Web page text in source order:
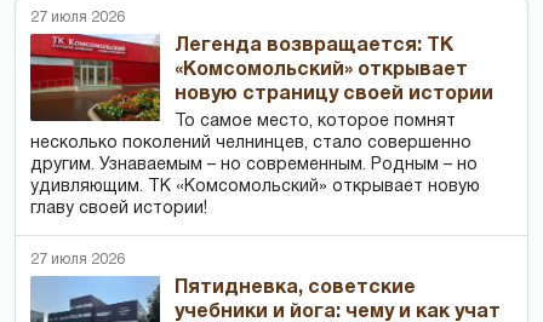
27 июля 2026
Легенда возвращается: ТК
«Комсомольский» открывает
новую страницу своей истории
То самое место, которое помнят
несколько поколений челнинцев, стало совершенно
другим. Узнаваемым – но современным. Родным – но
удивляющим. ТК «Комсомольский» открывает новую
главу своей истории!
27 июля 2026
Пятидневка, советские
учебники и йога: чему и как учат